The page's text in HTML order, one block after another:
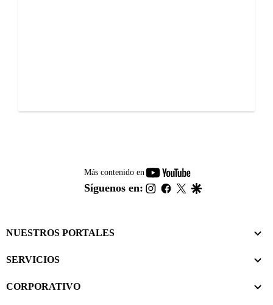
Más contenido en
youtube-
footer
Síguenos en: instagram
facebook
twitter
NUESTROS PORTALES
SERVICIOS
CORPORATIVO